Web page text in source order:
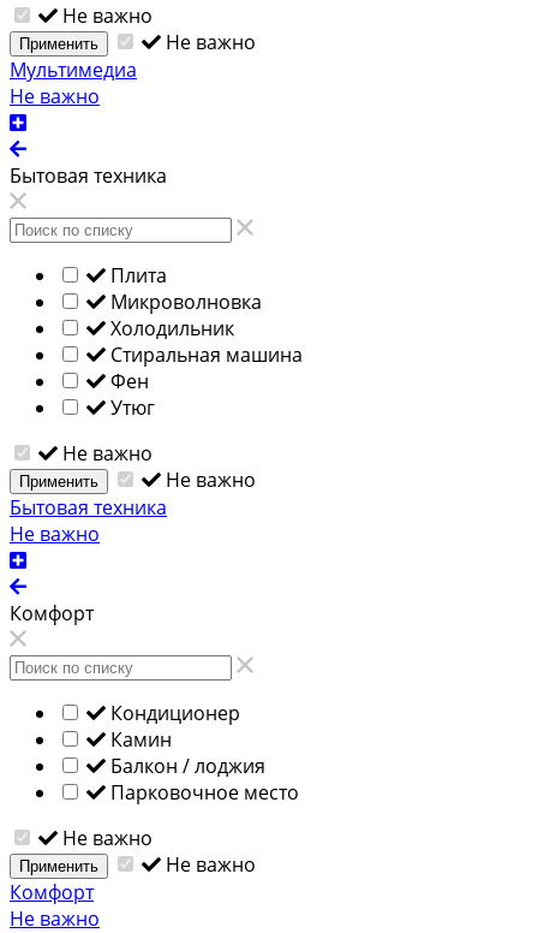
Не важно
Применить
Не важно
Мультимедиа
Не важно
Бытовая техника
Плита
Микроволновка
Холодильник
Стиральная машина
Фен
Утюг
Не важно
Применить
Не важно
Бытовая техника
Не важно
Комфорт
Кондиционер
Камин
Балкон / лоджия
Парковочное место
Не важно
Применить
Не важно
Комфорт
Не важно